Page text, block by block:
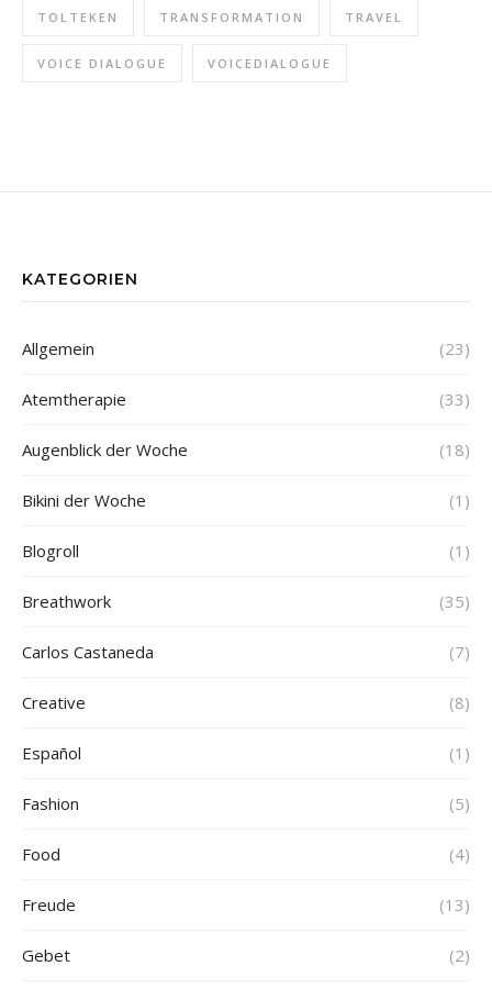
TOLTEKEN TRANSFORMATION TRAVEL
VOICE DIALOGUE VOICEDIALOGUE
KATEGORIEN
Allgemein (23)
Atemtherapie (33)
Augenblick der Woche (18)
Bikini der Woche (1)
Blogroll (1)
Breathwork (35)
Carlos Castaneda (7)
Creative (8)
Español (1)
Fashion (5)
Food (4)
Freude (13)
Gebet (2)